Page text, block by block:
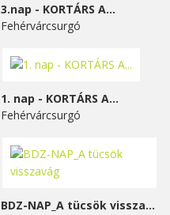
3.nap - KORTÁRS A...
Fehérvárcsurgó
1. nap - KORTÁRS A...
Fehérvárcsurgó
BDZ-NAP_A tücsök visszavág